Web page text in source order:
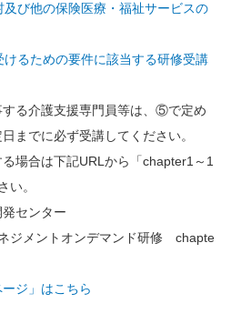
及び他の保険医療・福祉サービスの
るための要件に該当する研修受講
る介護支援専門員等は、⑤で定め
までに必ず受講してください。
場合は下記URLから「chapter1～1
い。
センター
ジメントオンデマンド研修 chapte
ージ」はこちら